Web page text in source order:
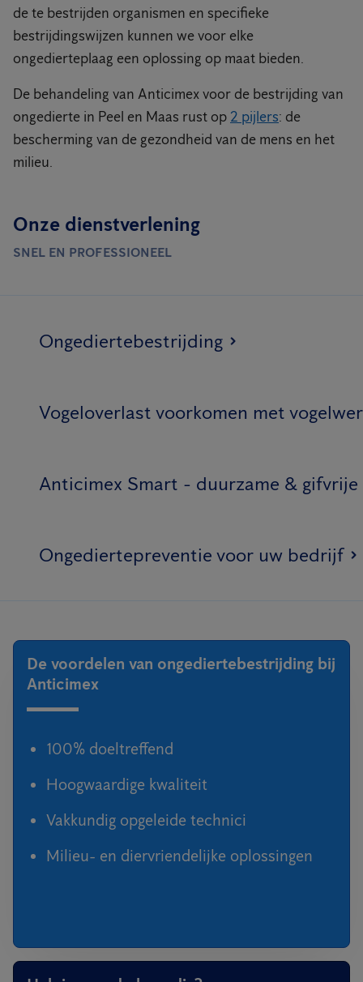
de te bestrijden organismen en specifieke
bestrijdingswijzen kunnen we voor elke
ongedierteplaag een oplossing op maat bieden.
De behandeling van Anticimex voor de bestrijding van
ongedierte in Peel en Maas rust op 2 pijlers: de
bescherming van de gezondheid van de mens en het
milieu.
Onze dienstverlening
SNEL EN PROFESSIONEEL
Ongediertebestrijding
Vogeloverlast voorkomen met
Anticimex Smart - duurzame &
Ongediertepreventie voor uw bedrijf
De voordelen van ongediertebestrijding bij
Anticimex
100% doeltreffend
Hoogwaardige kwaliteit
Vakkundig opgeleide technici
Milieu- en diervriendelijke oplossingen